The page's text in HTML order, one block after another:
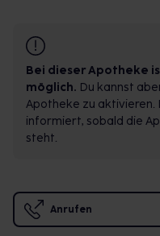
Bei dieser Apotheke
möglich. Du kannst
Apotheke zu aktivieren.
informiert, sobald die
steht.
Anrufen